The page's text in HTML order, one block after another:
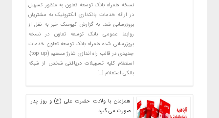
نسخه همراه‌ بانک توسعه تعاون به منظور تسهیل
در ارائه خدمات بانکداری الکترونیک به مشتریان
بروزرسانی شد. به گزارش کیوسک خبر به نقل از
روابط عمومی بانک توسعه تعاون در نسخه
بروزرسانی شده همراه ‌بانک توسعه تعاون خدمات
جدیدی در قالب راه اندازی شارژ مسقیم (top up)،
استعلام کلیه تسهیلات دریافتی شخص از شبکه
بانکی،استعلام […]
همزمان با ولادت حضرت علی (ع) و روز پدر
صورت می گیرد